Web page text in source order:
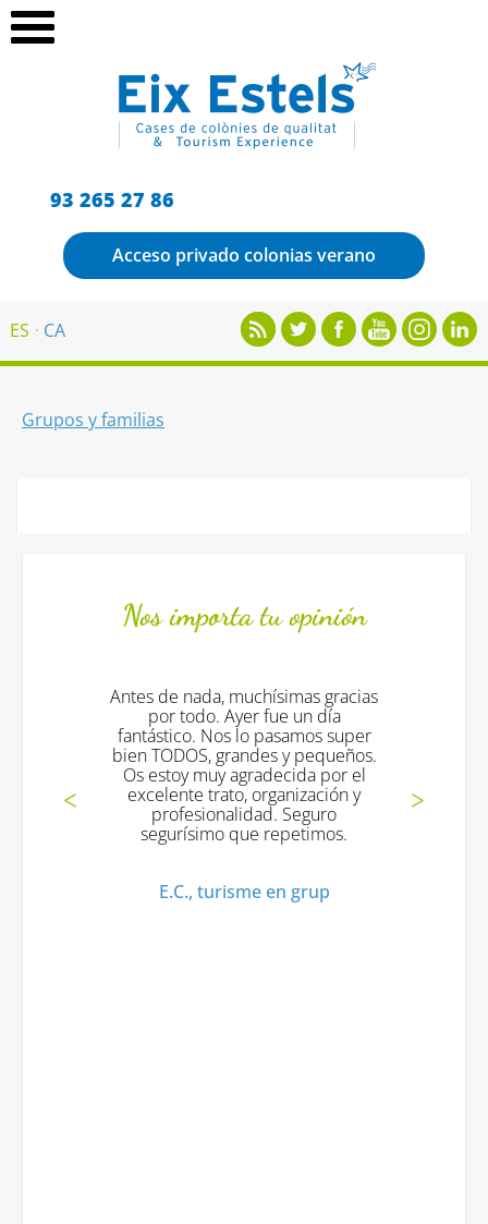
93 265 27 86
Acceso privado colonias verano
ES CA
Grupos y familias
Nos importa tu opinión
Antes de nada, muchísimas gracias
por todo. Ayer fue un día
fantástico. Nos lo pasamos super
bien TODOS, grandes y pequeños.
Os estoy muy agradecida por el
excelente trato, organización y
profesionalidad. Seguro
segurísimo que repetimos.
E.C., turisme en grup